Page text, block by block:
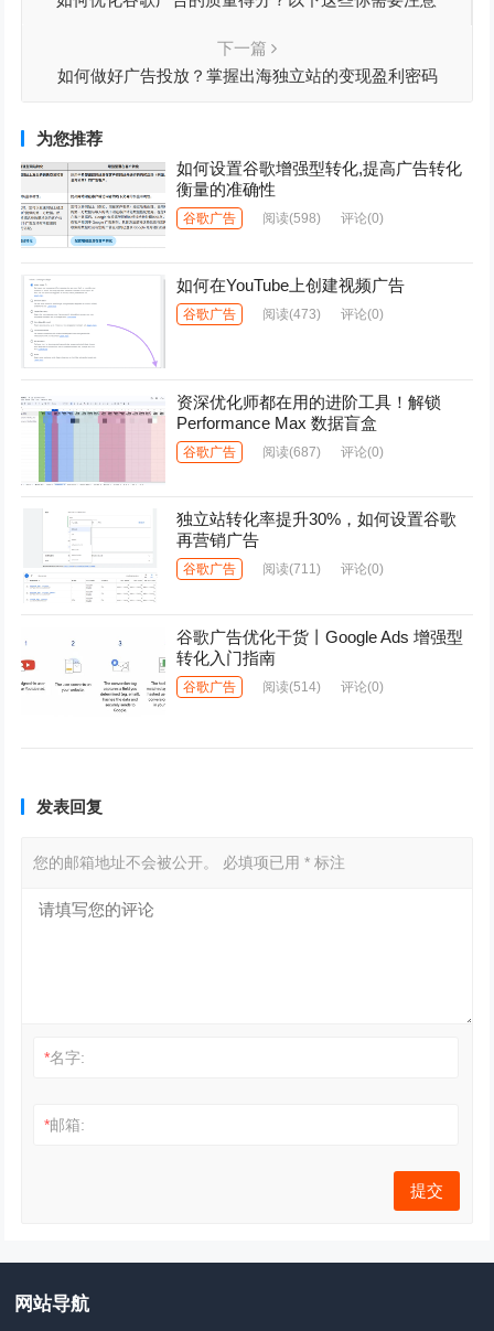
下一篇
如何做好广告投放？掌握出海独立站的变现盈利密码
为您推荐
如何设置谷歌增强型转化,提高广告转化
衡量的准确性
谷歌广告 阅读(598) 评论(0)
如何在YouTube上创建视频广告
谷歌广告 阅读(473) 评论(0)
资深优化师都在用的进阶工具！解锁
Performance Max 数据盲盒
谷歌广告 阅读(687) 评论(0)
独立站转化率提升30%，如何设置谷歌
再营销广告
谷歌广告 阅读(711) 评论(0)
谷歌广告优化干货丨Google Ads 增强型
转化入门指南
谷歌广告 阅读(514) 评论(0)
发表回复
您的邮箱地址不会被公开。 必填项已用* 标注
*名字:
*邮箱:
网站导航